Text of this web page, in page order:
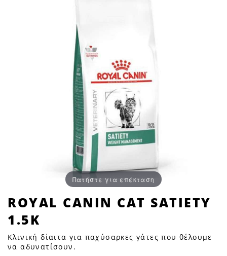
Πατήστε για επέκταση
ROYAL
CANIN
CAT
SATIETY
1.5K
ROYAL CANIN CAT SATIETY
1.5K
Κλινική δίαιτα για παχύσαρκες γάτες που θέλουμε
να αδυνατίσουν.